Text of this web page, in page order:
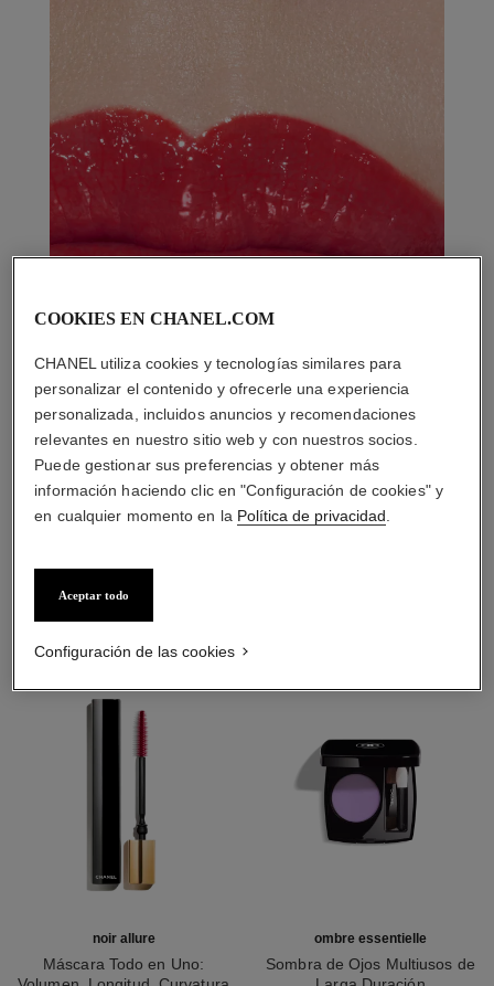
LA COMBINACIÓN PERFECTA
noir allure
Máscara Todo en Uno:
ombre essentielle
Sombra de Ojos Multiusos de
COOKIES EN CHANEL.COM
CHANEL utiliza cookies y tecnologías similares para
personalizar el contenido y ofrecerle una experiencia
personalizada, incluidos anuncios y recomendaciones
relevantes en nuestro sitio web y con nuestros socios.
Puede gestionar sus preferencias y obtener más
información haciendo clic en "Configuración de cookies" y
en cualquier momento en la Política de privacidad
Aceptar todo
Configuración de las cookies